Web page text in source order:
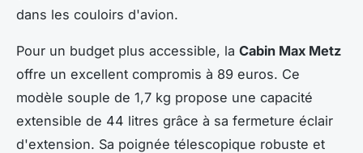
dans les couloirs d'avion.
Pour un budget plus accessible, la Cabin Max Metz
offre un excellent compromis à 89 euros. Ce
modèle souple de 1,7 kg propose une capacité
extensible de 44 litres grâce à sa fermeture éclair
d'extension. Sa poignée télescopique robuste et